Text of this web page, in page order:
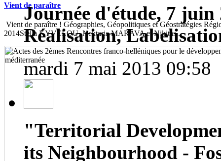
Vient de paraître
Vient de paraître ! Géographies, Géopolitiques et Géostratégies
2014Stella KYVELOU, Nektaria MARAVA et Nikitas...
Journée d'étude, 7
Réalisation,
mardi 7 mai 2013 09:58
"Territorial
its Neighbourhood -